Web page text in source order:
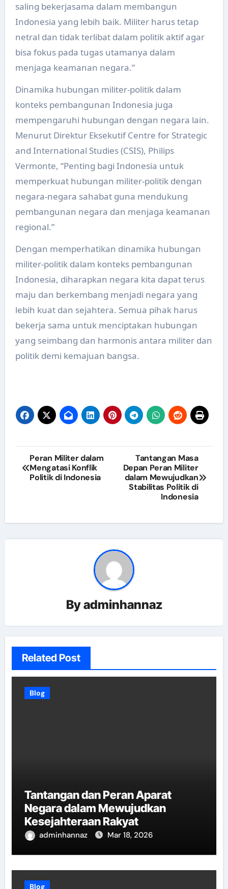
saling bekerjasama dalam membangun
Indonesia yang lebih baik. Militer harus tetap
netral dan tidak terlibat dalam politik aktif agar
bisa fokus pada tugas utamanya dalam
menjaga keamanan negara.”
Dinamika hubungan militer-politik dalam
konteks pembangunan Indonesia juga
mempengaruhi hubungan dengan negara lain.
Menurut Direktur Eksekutif Centre for Strategic
and International Studies (CSIS), Philips
Vermonte, “Penting bagi Indonesia untuk
memperkuat hubungan militer-politik dengan
negara-negara sahabat guna mendukung
pembangunan negara dan menjaga keamanan
regional.”
Dengan memperhatikan dinamika hubungan
militer-politik dalam konteks pembangunan
Indonesia, diharapkan negara kita dapat terus
maju dan berkembang menjadi negara yang
lebih kuat dan sejahtera. Semua pihak harus
bekerja sama untuk menciptakan hubungan
yang seimbang dan harmonis antara militer dan
politik demi kemajuan bangsa.
Post
navigation
Peran Militer dalam
Mengatasi Konflik
Politik di Indonesia
Tantangan Masa
Depan Peran Militer
dalam Mewujudkan
Stabilitas Politik di
Indonesia
Byadminhannaz
Related Post
Blog
Tantangan dan Peran Aparat
Negara dalam Mewujudkan
Kesejahteraan Rakyat
adminhannaz Mar 18, 2026
Blog